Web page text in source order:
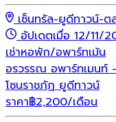
เซ็นทรัล-ยูดีทาวน์-
อัปเดตเมื่อ 12/11/
เช่าหอพัก/อพาร์ทเม้น
อรวรรณ อพาร์ทเมน
โซนราชภัฏ ยูดีทาวน์
ราคา฿2,200/เดือน